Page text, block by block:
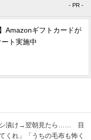
- PR -
Amazonギフトカードが
ト実施中
シ漬け→翌朝見たら…… 目
くれ」「うちの毛布も怖く